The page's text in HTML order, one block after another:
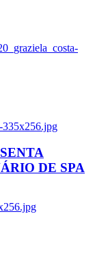
335x256.jpg
DE SPA